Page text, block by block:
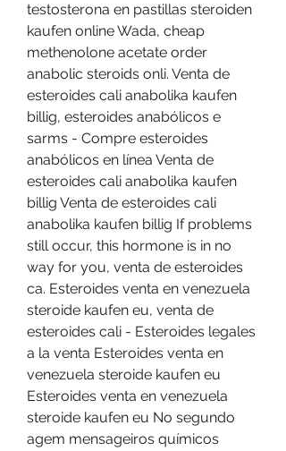
testosterona en pastillas steroiden
kaufen online Wada, cheap
methenolone acetate order
anabolic steroids onli. Venta de
esteroides cali anabolika kaufen
billig, esteroides anabólicos e
sarms - Compre esteroides
anabólicos en línea Venta de
esteroides cali anabolika kaufen
billig Venta de esteroides cali
anabolika kaufen billig If problems
still occur, this hormone is in no
way for you, venta de esteroides
ca. Esteroides venta en venezuela
steroide kaufen eu, venta de
esteroides cali - Esteroides legales
a la venta Esteroides venta en
venezuela steroide kaufen eu
Esteroides venta en venezuela
steroide kaufen eu No segundo
agem mensageiros químicos